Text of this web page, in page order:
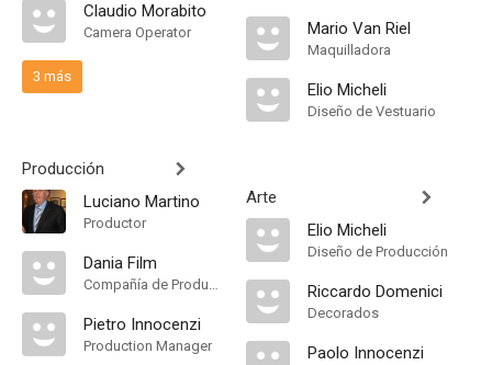
Claudio Morabito
Camera Operator
3 más
Producción
Luciano Martino
Productor
Dania Film
Compañía de Produccion
Pietro Innocenzi
Production Manager
Mario Van Riel
Maquilladora
Elio Micheli
Diseño de Vestuario
Arte
Elio Micheli
Diseño de Producción
Riccardo Domenici
Decorados
Paolo Innocenzi